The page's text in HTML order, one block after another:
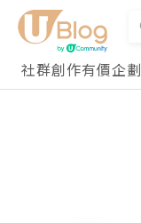
社群創作有價企劃